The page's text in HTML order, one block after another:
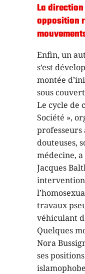
La direction
opposition
Enfin, un
s’est
montée
sous
Le cycle de
Société »,
douteuses,
médecine,
Jacques
travaux
véhiculant
Quelques
Nora
ses